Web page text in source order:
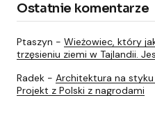
Ostatnie komentarze
Ptaszyn - Wieżowiec, który
trzęsieniu ziemi w Tajlandii.
Radek - Architektura na
Projekt z Polski z nagrodami